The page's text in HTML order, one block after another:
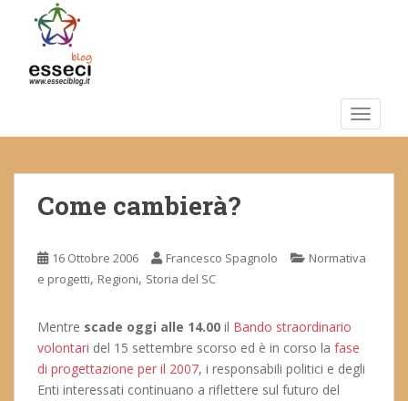
m
Come cambierà?
16 Ottobre 2006 Francesco Spagnolo
Normativa
e progetti, Regioni, Storia del SC
Mentre scade oggi alle 14.00 il Bando straordinario
volontari del 15 settembre scorso ed è in corso la fase
di progettazione per il 2007, i responsabili politici e degli
Enti interessati continuano a riflettere sul futuro del